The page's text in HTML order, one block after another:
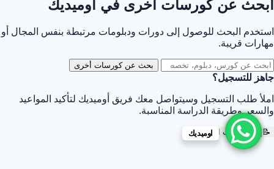
ابحث عن كورسات أخرى في أوميديك
استخدم البحث للوصول إلى دورات ودبلومات مرتبطة بنفس المجال أو
مهارات قريبة.
بحث عن كورسات أخرى
جاهز للتسجيل؟
املأ طلب التسجيل وسيتواصل معك فريق أوميديك لتأكيد المواعيد
والسعر وطريقة الدراسة المناسبة.
📝 إرسال طلب التسجيل
اوميديك